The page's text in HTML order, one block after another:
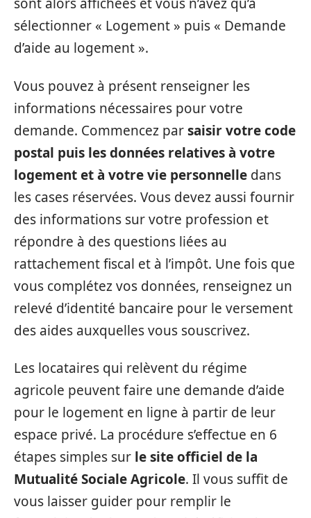
sont alors affichées et vous n’avez qu’à
sélectionner « Logement » puis « Demande
d’aide au logement ».
Vous pouvez à présent renseigner les
informations nécessaires pour votre
demande. Commencez parsaisir votre code
postal puis les données relatives à votre
logement et à votre vie personnelle dans
les cases réservées. Vous devez aussi fournir
des informations sur votre profession et
répondre à des questions liées au
rattachement fiscal et à l’impôt. Une fois que
vous complétez vos données, renseignez un
relevé d’identité bancaire pour le versement
des aides auxquelles vous souscrivez.
Les locataires qui relèvent du régime
agricole peuvent faire une demande d’aide
pour le logement en ligne à partir de leur
espace privé. La procédure s’effectue en 6
étapes simples sur le site officiel de la
Mutualité Sociale Agricole. Il vous suffit de
vous laisser guider pour remplir le